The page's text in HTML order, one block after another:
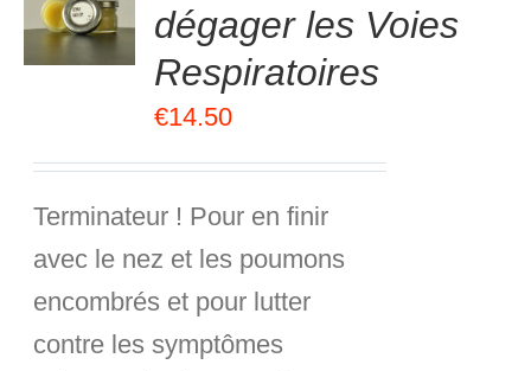
dégager les Voies
Respiratoires
€14.50
Terminateur ! Pour en finir
avec le nez et les poumons
encombrés et pour lutter
contre les symptômes